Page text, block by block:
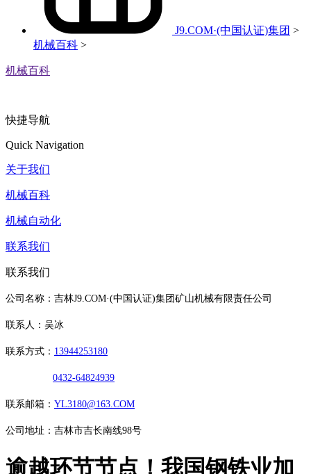
J9.COM·(中国认证)集团 >
机械百科 >
机械百科
快捷导航
Quick Navigation
关于我们
机械百科
机械自动化
联系我们
联系我们
公司名称：吉林J9.COM·(中国认证)集团矿山机械有限责任公司
联系人：吴冰
联系方式： 13944253180
0432-64824939
联系邮箱： YL3180@163.COM
公司地址：吉林市吉长南线98号
逾越环节节点！我国钢铁业加